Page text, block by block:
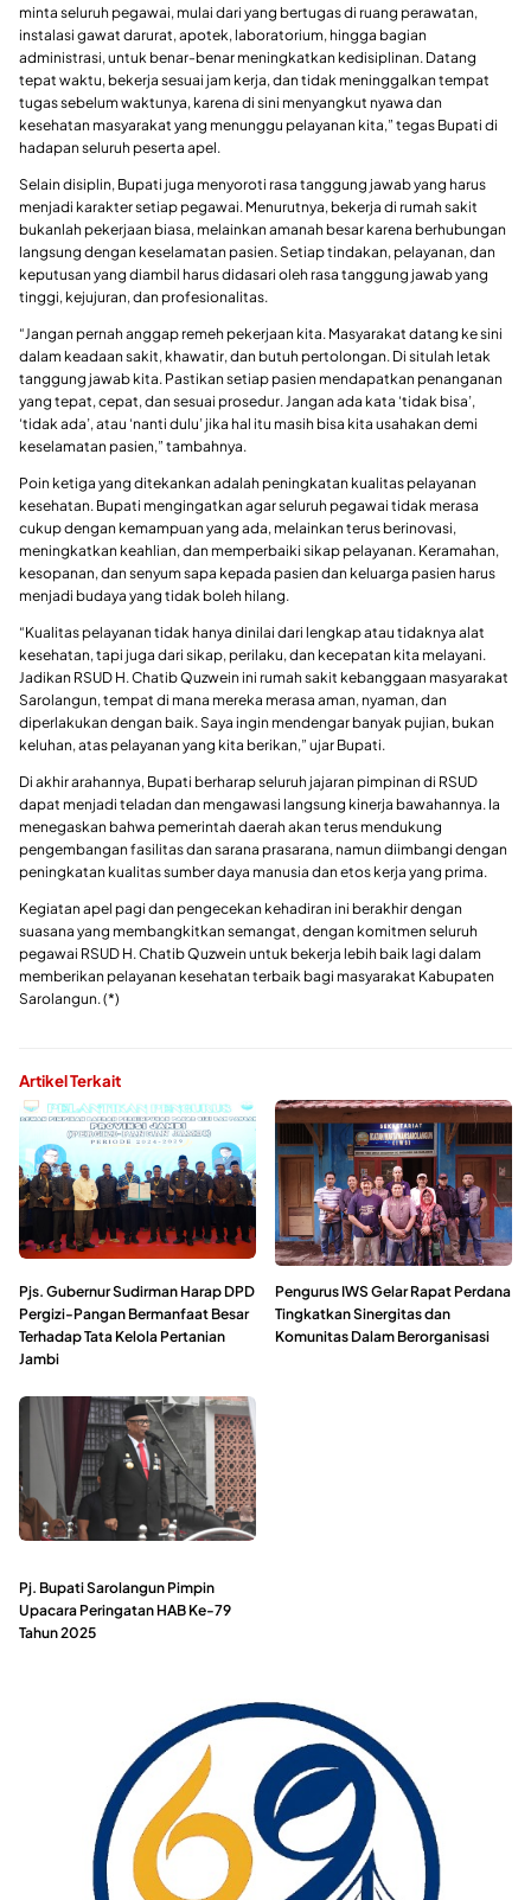
minta seluruh pegawai, mulai dari yang bertugas di ruang perawatan,
instalasi gawat darurat, apotek, laboratorium, hingga bagian
administrasi, untuk benar-benar meningkatkan kedisiplinan. Datang
tepat waktu, bekerja sesuai jam kerja, dan tidak meninggalkan tempat
tugas sebelum waktunya, karena di sini menyangkut nyawa dan
kesehatan masyarakat yang menunggu pelayanan kita,” tegas Bupati di
hadapan seluruh peserta apel.
Selain disiplin, Bupati juga menyoroti rasa tanggung jawab yang harus
menjadi karakter setiap pegawai. Menurutnya, bekerja di rumah sakit
bukanlah pekerjaan biasa, melainkan amanah besar karena berhubungan
langsung dengan keselamatan pasien. Setiap tindakan, pelayanan, dan
keputusan yang diambil harus didasari oleh rasa tanggung jawab yang
tinggi, kejujuran, dan profesionalitas.
“Jangan pernah anggap remeh pekerjaan kita. Masyarakat datang ke sini
dalam keadaan sakit, khawatir, dan butuh pertolongan. Di situlah letak
tanggung jawab kita. Pastikan setiap pasien mendapatkan penanganan
yang tepat, cepat, dan sesuai prosedur. Jangan ada kata ‘tidak bisa’,
‘tidak ada’, atau ‘nanti dulu’ jika hal itu masih bisa kita usahakan demi
keselamatan pasien,” tambahnya.
Poin ketiga yang ditekankan adalah peningkatan kualitas pelayanan
kesehatan. Bupati mengingatkan agar seluruh pegawai tidak merasa
cukup dengan kemampuan yang ada, melainkan terus berinovasi,
meningkatkan keahlian, dan memperbaiki sikap pelayanan. Keramahan,
kesopanan, dan senyum sapa kepada pasien dan keluarga pasien harus
menjadi budaya yang tidak boleh hilang.
“Kualitas pelayanan tidak hanya dinilai dari lengkap atau tidaknya alat
kesehatan, tapi juga dari sikap, perilaku, dan kecepatan kita melayani.
Jadikan RSUD H. Chatib Quzwein ini rumah sakit kebanggaan masyarakat
Sarolangun, tempat di mana mereka merasa aman, nyaman, dan
diperlakukan dengan baik. Saya ingin mendengar banyak pujian, bukan
keluhan, atas pelayanan yang kita berikan,” ujar Bupati.
Di akhir arahannya, Bupati berharap seluruh jajaran pimpinan di RSUD
dapat menjadi teladan dan mengawasi langsung kinerja bawahannya. Ia
menegaskan bahwa pemerintah daerah akan terus mendukung
pengembangan fasilitas dan sarana prasarana, namun diimbangi dengan
peningkatan kualitas sumber daya manusia dan etos kerja yang prima.
Kegiatan apel pagi dan pengecekan kehadiran ini berakhir dengan
suasana yang membangkitkan semangat, dengan komitmen seluruh
pegawai RSUD H. Chatib Quzwein untuk bekerja lebih baik lagi dalam
memberikan pelayanan kesehatan terbaik bagi masyarakat Kabupaten
Sarolangun. (*)
Artikel Terkait
Pjs. Gubernur Sudirman Harap DPD
Pergizi-Pangan Bermanfaat Besar
Terhadap Tata Kelola Pertanian
Jambi
Pengurus IWS Gelar Rapat Perdana
Tingkatkan Sinergitas dan
Komunitas Dalam Berorganisasi
Pj. Bupati Sarolangun Pimpin
Upacara Peringatan HAB Ke-79
Tahun 2025